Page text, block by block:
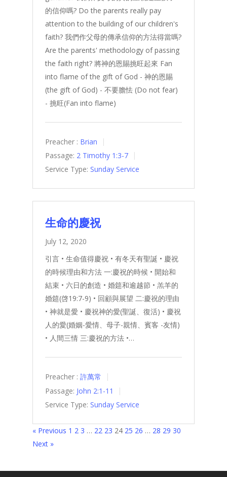
的信仰嗎? Do the parents really pay
attention to the building of our children's
faith? 我們作父母的傳承信仰的方法得當嗎?
Are the parents' methodology of passing
the faith right? 將神的恩賜挑旺起來 Fan
into flame of the gift of God - 神的恩賜
(the gift of God) - 不要膽怯 (Do not fear)
- 挑旺(Fan into flame)
Preacher : Brian
Passage: 2 Timothy 1:3-7
Service Type: Sunday Service
生命的慶祝
July 12, 2020
引言 • 生命值得慶祝 • 有冬天有聖誕 • 慶祝
的時候理由和方法 一:慶祝的時候 • 開始和
結束 • 六日的創造 • 婚筵和逾越節 • 羔羊的
婚筵(啓19:7-9) • 回顧與展望 二:慶祝的理由
• 神就是愛 • 慶祝神的愛(聖誕、復活) • 慶祝
人的愛(婚姻-愛情、母子-親情、賓客 -友情)
• 人間三情 三:慶祝的方法 •…
Preacher : 許萬常
Passage: John 2:1-11
Service Type: Sunday Service
« Previous 1 2 3 … 22 23 24 25 26 … 28 29 30
Next »